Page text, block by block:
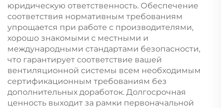
юридическую ответственность. Обеспечение
соответствия нормативным требованиям
упрощается при работе с производителями,
хорошо знакомыми с местными и
международными стандартами безопасности,
что гарантирует соответствие вашей
вентиляционной системы всем необходимым
сертификационным требованиям без
дополнительных доработок. Долгосрочная
ценность выходит за рамки первоначальной